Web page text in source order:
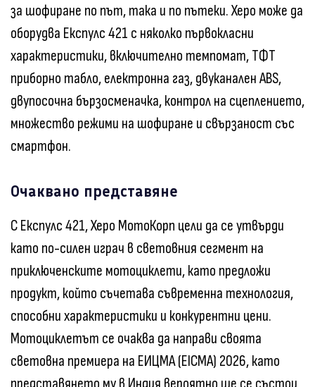
за шофиране по път, така и по пътеки. Херо може да
оборудва Експулс 421 с няколко първокласни
характеристики, включително темпомат, ТФТ
приборно табло, електронна газ, двуканален ABS,
двупосочна бързосменачка, контрол на сцеплението,
множество режими на шофиране и свързаност със
смартфон.
Очаквано представяне
С Експулс 421, Херо МотоКорп цели да се утвърди
като по-силен играч в световния сегмент на
приключенските мотоциклети, като предложи
продукт, който съчетава съвременна технология,
способни характеристики и конкурентни цени.
Мотоциклетът се очаква да направи своята
световна премиера на ЕИЦМА (EICMA) 2026, като